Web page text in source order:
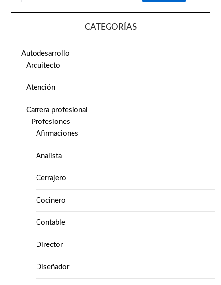
CATEGORÍAS
Autodesarrollo
Arquitecto
Atención
Carrera profesional
Profesiones
Afirmaciones
Analista
Cerrajero
Cocinero
Contable
Director
Diseñador